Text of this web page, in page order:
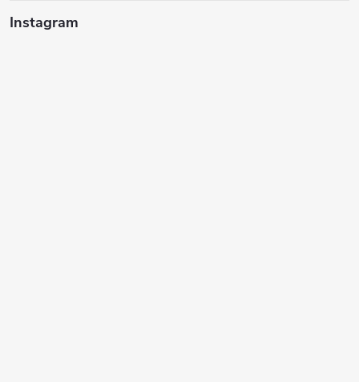
Instagram